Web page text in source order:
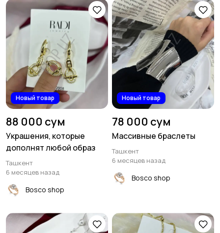
Новый товар
88 000 сум
Украшения, которые
дополнят любой образ
Ташкент
6 месяцев назад
Bosco shop
Новый товар
78 000 сум
Массивные браслеты
Ташкент
6 месяцев назад
Bosco shop